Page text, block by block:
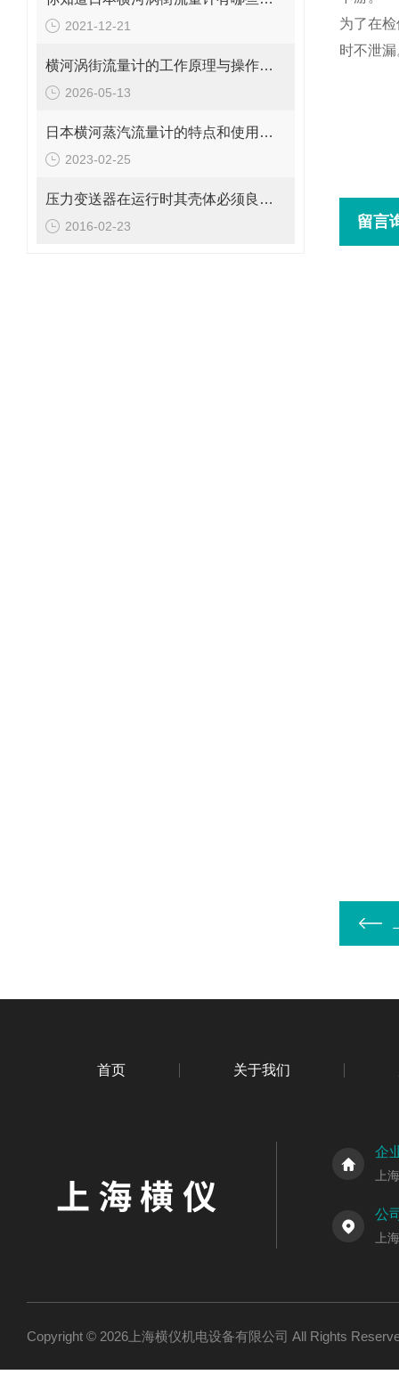
2021-12-21
横河涡街流量计的工作原理与操作要点是什么？
2026-05-13
日本横河蒸汽流量计的特点和使用注意事项
2023-02-25
压力变送器在运行时其壳体必须良好接地
2016-02-23
为了在
时不泄漏
留言
首页 关于我们
企
上
公
上
Copyright © 2026上海横仪机电设备有限公司 All Rights